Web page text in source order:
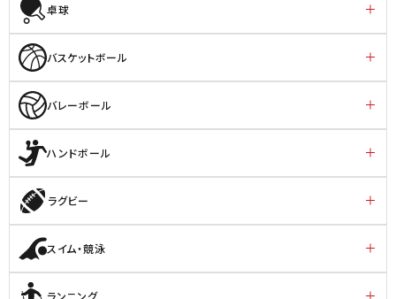
卓球
バスケットボール
バレーボール
ハンドボール
ラグビー
スイム・競泳
ランニング